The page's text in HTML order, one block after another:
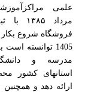
علمی
مرداد
فروشگاه شروع بکار
مدرسه و
استانهای کشور